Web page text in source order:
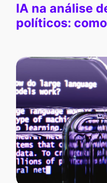
IA na análise
políticos: